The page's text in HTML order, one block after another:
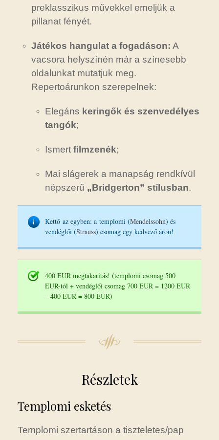
preklasszikus művekkel emeljük a
pillanat fényét.
Játékos hangulat a fogadáson: A
vacsora helyszínén már a színesebb
oldalunkat mutatjuk meg.
Repertoárunkon szerepelnek:
Elegáns keringők és szenvedélyes
tangók;
Ismert filmzenék;
Mai slágerek a manapság rendkívül
népszerű „Bridgerton” stílusban.
Kettő az egyben: a templomi (Mendelssohn) és
vendéglői (Strauss) csomag egy kedvező áron!
400 EUR megtakarítás! (templomi csomag 500
EUR-tól + vendéglői csomag 700 EUR = 1200 EUR
– 400 EUR = 800 EUR)
Részletek
Templomi esketés
Templomi szertartáson a tiszteletes/pap